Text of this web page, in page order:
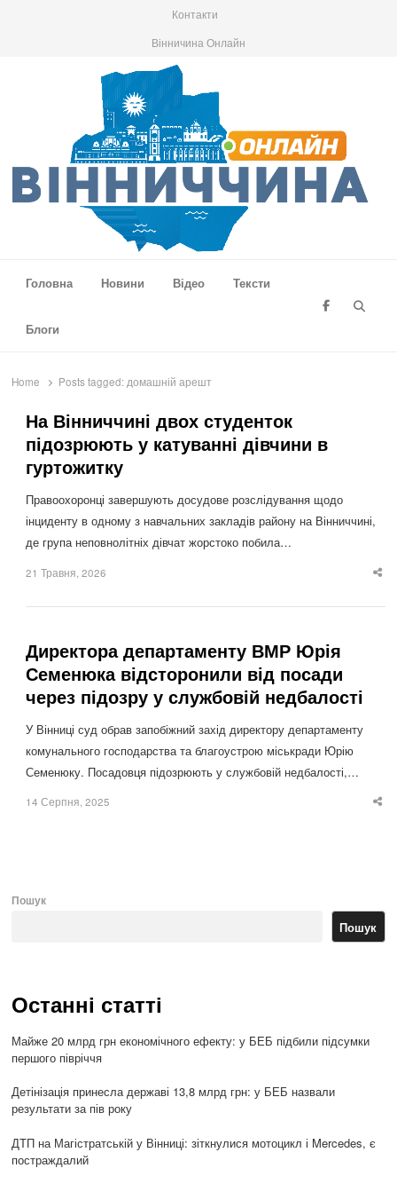
Контакти
Вінничина Онлайн
Головна
Новини Відео Тексти
Блоги
Home Posts tagged: домашній арешт
На Вінниччині двох студенток
підозрюють у катуванні дівчини в
гуртожитку
Правоохоронці завершують досудове розслідування щодо
інциденту в одному з навчальних закладів району на Вінниччині,
де група неповнолітніх дівчат жорстоко побила…
21 Травня, 2026
Директора департаменту ВМР Юрія
Семенюка відсторонили від посади
через підозру у службовій недбалості
У Вінниці суд обрав запобіжний захід директору департаменту
комунального господарства та благоустрою міськради Юрію
Семенюку. Посадовця підозрюють у службовій недбалості,…
14 Серпня, 2025
Пошук
Пошук
Останні статті
Майже 20 млрд грн економічного ефекту: у БЕБ підбили підсумки
першого півріччя
Детінізація принесла державі 13,8 млрд грн: у БЕБ назвали
результати за пів року
ДТП на Магістратській у Вінниці: зіткнулися мотоцикл і Mercedes, є
постраждалий